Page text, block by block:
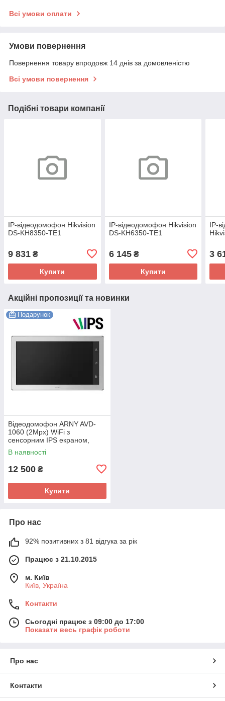
Всі умови оплати
Умови повернення
Повернення товару впродовж 14 днів за домовленістю
Всі умови повернення
Подібні товари компанії
IP-відеодомофон Hikvision
DS-KH8350-TE1
9 831 ₴
Купити
IP-відеодомофон Hikvision
DS-KH6350-TE1
6 145₴
Купити
IP-
3
Акційні пропозиції та новинки
Подарунок
Відеодомофон ARNY AVD-
1060 (2Mpx) WiFi з
сенсорним IPS екраном,
пам'ятью та детектором руху
В наявності
12 500 ₴
Купити
Про нас
92% позитивних з 81 відгука за рік
Працює з 21.10.2015
м. Київ
Київ, Україна
Контакти
Сьогодні працює з 09:00 до 17:00
Показати весь графік роботи
Про нас
Контакти